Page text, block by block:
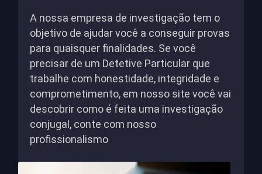
A nossa empresa de investigação tem o
objetivo de ajudar você a conseguir provas
para quaisquer finalidades. Se você
precisar de um Detetive Particular que
trabalhe com honestidade, integridade e
comprometimento, em nosso site você vai
descobrir como é feita uma investigação
conjugal, conte com nosso
profissionalismo